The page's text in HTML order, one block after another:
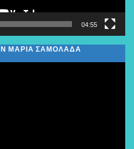
04:55
ΜΑΡΙΑ ΣΑΜΟΛΑΔΑ